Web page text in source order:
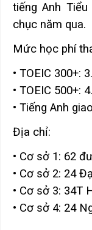
tiếng Anh
chục năm qua.
Mức học phí
• TOEIC 300+:
• TOEIC 500+:
• Tiếng Anh
Địa chỉ:
• Cơ sở 1: 62
• Cơ sở 2: 24
• Cơ sở 3: 34T
• Cơ sở 4: 24